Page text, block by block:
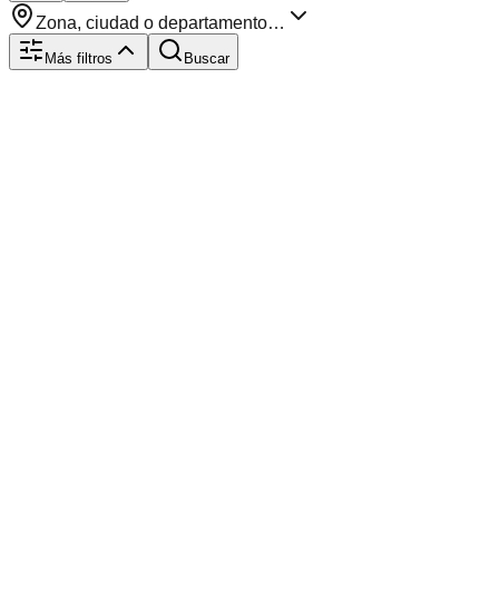
Zona, ciudad o departamento…
Más filtros Buscar